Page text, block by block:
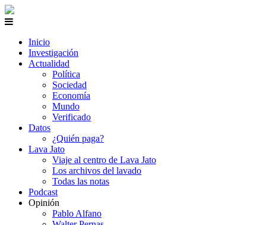
Inicio
Investigación
Actualidad
Política
Sociedad
Economía
Mundo
Verificado
Datos
¿Quién paga?
Lava Jato
Viaje al centro de Lava Jato
Los archivos del lavado
Todas las notas
Podcast
Opinión
Pablo Alfano